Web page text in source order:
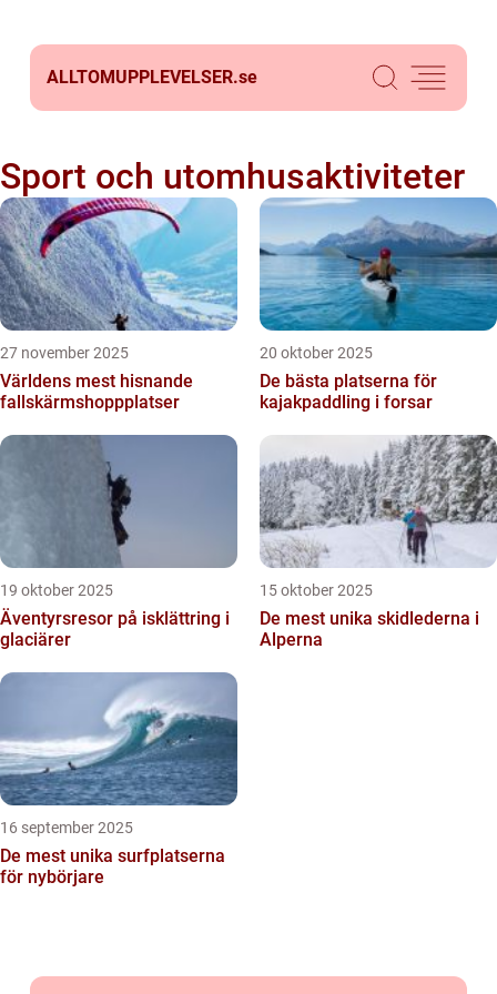
ALLTOMUPPLEVELSER.se
Sport och utomhusaktiviteter
27 november 2025
Världens mest hisnande
fallskärmshoppplatser
20 oktober 2025
De bästa platserna för
kajakpaddling i forsar
19 oktober 2025
Äventyrsresor på isklättring i
glaciärer
15 oktober 2025
De mest unika skidlederna i
Alperna
16 september 2025
De mest unika surfplatserna
för nybörjare